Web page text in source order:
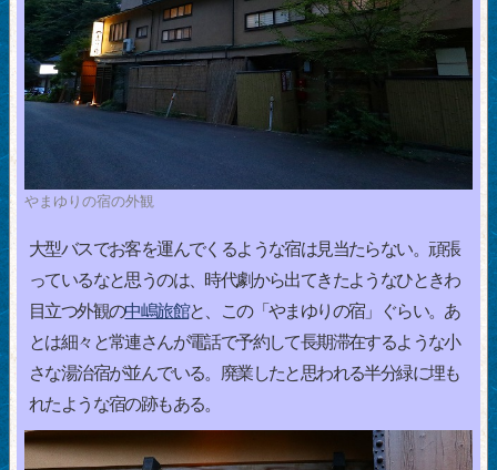
やまゆりの宿の外観
大型バスでお客を運んでくるような宿は見当たらない。頑張
っているなと思うのは、時代劇から出てきたようなひときわ
目立つ外観の中嶋旅館と、この「やまゆりの宿」ぐらい。あ
とは細々と常連さんが電話で予約して長期滞在するような小
さな湯治宿が並んでいる。廃業したと思われる半分緑に埋も
れたような宿の跡もある。